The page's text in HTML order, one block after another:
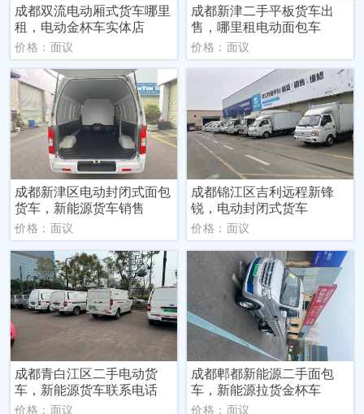
成都双流电动厢式货车哪里
租，电动金杯车实体店
价格：面议
成都新津二手平板货车出
售，哪里租电动面包车
价格：面议
成都新津区电动封闭式面包
货车，新能源货车销售
价格：面议
成都锦江区吉利远程新锋
锐，电动封闭式货车
价格：面议
成都青白江区二手电动货
车，新能源货车联系电话
价格：面议
成都郫都新能源二手面包
车，新能源拉货金杯车
价格：面议